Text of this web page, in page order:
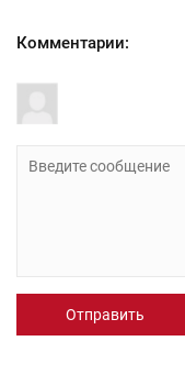
Комментарии:
Отправить